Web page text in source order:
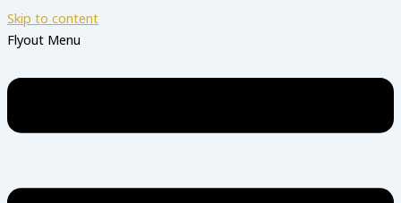
Skip to content
Flyout Menu